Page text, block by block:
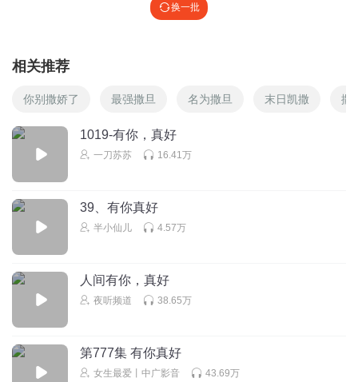
换一批
相关推荐
你别撒娇了 最强撒旦 名为撒旦 末日凯撒 撒
1019-有你，真好
一刀苏苏 16.41万
39、有你真好
半小仙儿 4.57万
人间有你，真好
夜听频道 38.65万
第777集 有你真好
女生最爱丨中广影音 43.69万